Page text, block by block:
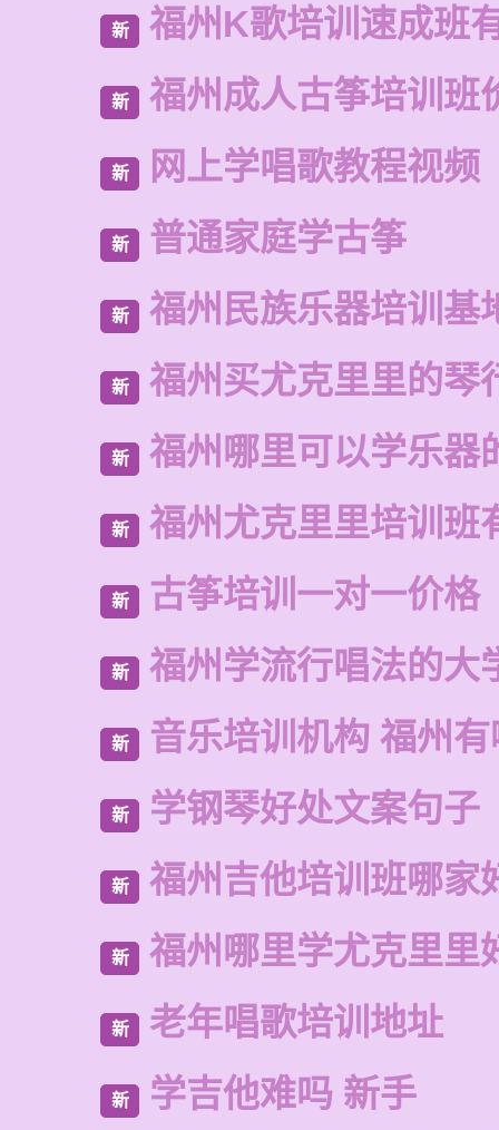
新 福州K歌培训速成班
新 福州成人古筝培训班
新 网上学唱歌教程视频
新 普通家庭学古筝
新 福州民族乐器培训基
新 福州买尤克里里的琴
新 福州哪里可以学乐器
新 福州尤克里里培训班
新 古筝培训一对一价格
新 福州学流行唱法的大
新 音乐培训机构 福州
新 学钢琴好处文案句子
新 福州吉他培训班哪家
新 福州哪里学尤克里里
新 老年唱歌培训地址
新 学吉他难吗 新手